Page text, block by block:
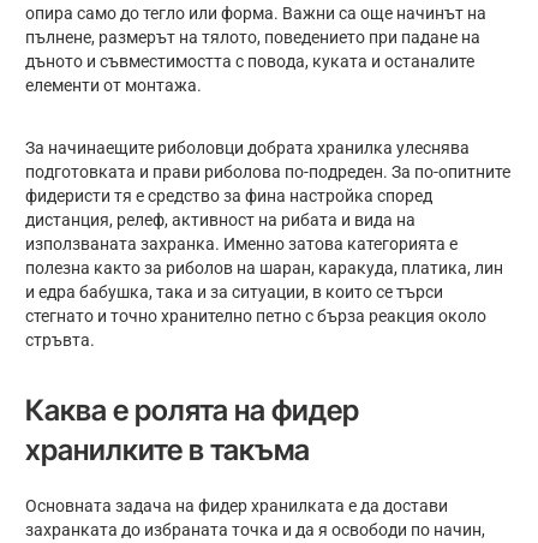
опира само до тегло или форма. Важни са още начинът на
пълнене, размерът на тялото, поведението при падане на
дъното и съвместимостта с повода, куката и останалите
елементи от монтажа.
За начинаещите риболовци добрата хранилка улеснява
подготовката и прави риболова по-подреден. За по-опитните
фидеристи тя е средство за фина настройка според
дистанция, релеф, активност на рибата и вида на
използваната захранка. Именно затова категорията е
полезна както за риболов на шаран, каракуда, платика, лин
и едра бабушка, така и за ситуации, в които се търси
стегнато и точно хранително петно с бърза реакция около
стръвта.
Каква е ролята на фидер
хранилките в такъма
Основната задача на фидер хранилката е да достави
захранката до избраната точка и да я освободи по начин,